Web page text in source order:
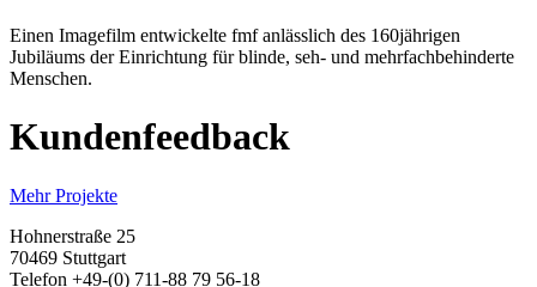
Einen Imagefilm entwickelte fmf anlässlich des 160jährigen
Jubiläums der Einrichtung für blinde, seh- und mehrfachbehinderte
Menschen.
Kundenfeedback
Mehr Projekte
Hohnerstraße 25
70469 Stuttgart
Telefon +49-(0) 711-88 79 56-18